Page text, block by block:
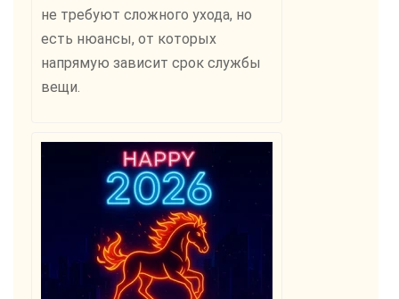
не требуют сложного ухода, но
есть нюансы, от которых
напрямую зависит срок службы
вещи.